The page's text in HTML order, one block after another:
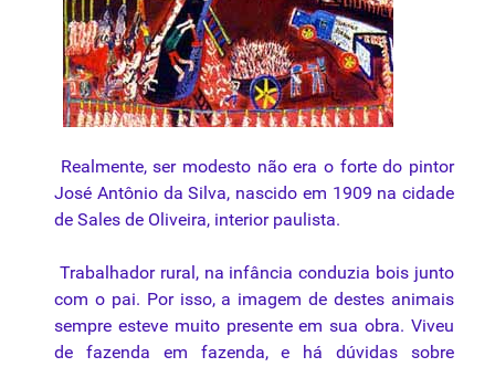
Realmente, ser modesto não era o forte do pintor
José Antônio da Silva, nascido em 1909 na cidade
de Sales de Oliveira, interior paulista.
Trabalhador rural, na infância conduzia bois junto
com o pai. Por isso, a imagem de destes animais
sempre esteve muito presente em sua obra. Viveu
de fazenda em fazenda, e há dúvidas sobre